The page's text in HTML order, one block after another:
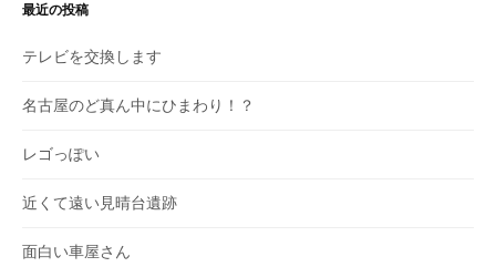
最近の投稿
テレビを交換します
名古屋のど真ん中にひまわり！？
レゴっぽい
近くて遠い見晴台遺跡
面白い車屋さん